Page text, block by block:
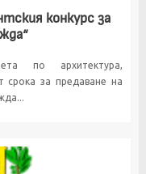
конкурс за
по архитектура,
срока за предаване на